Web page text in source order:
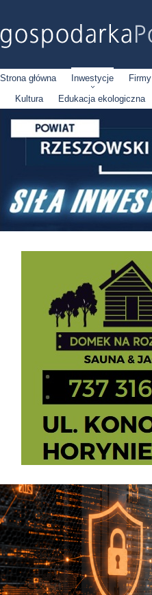
Strona główna Inwestycje Firmy
Kultura
Edukacja ekologiczna